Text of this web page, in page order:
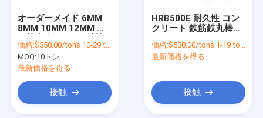
オーダーメイド 6MM
8MM 10MM 12MM 変
HRB 400/500 鋼級
価格:$350.00/tons 10-29 tons
MOQ:10トン
最新価格を得る
接触
HRB500E 耐久性 コン
クリート 鉄筋鉄丸棒
標準
価格:$530.00/tons 1-19 tons
最新価格を得る
接触